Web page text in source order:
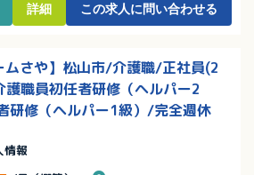
詳細 この求人に問い合わせる
ムさや】松山市/介護職/正社員(2
職員初任者研修（ヘルパー2
研修（ヘルパー1級）/完全週休
情報